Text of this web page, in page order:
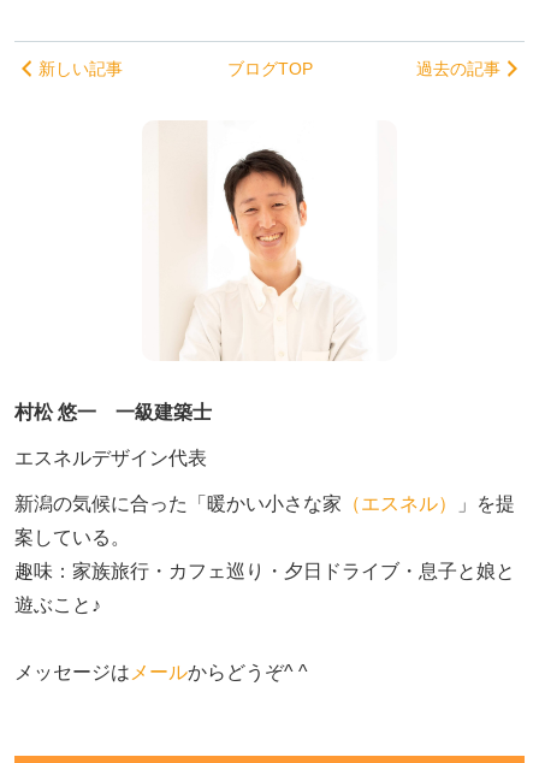
新しい記事 ブログTOP 過去の記事
村松 悠一 一級建築士
エスネルデザイン代表
新潟の気候に合った「暖かい小さな家 （エスネル）
」を提
案している。
趣味：家族旅行・カフェ巡り・夕日ドライブ・息子と娘と
遊ぶこと♪
メッセージは メールからどうぞ^ ^